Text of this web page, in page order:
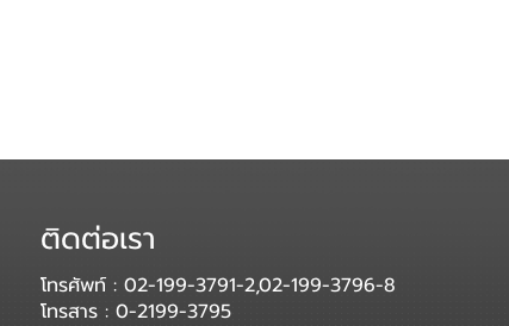
ติดต่อเรา
โทรศัพท์ : 02-199-3791-2,02-199-3796-8
โทรสาร : 0-2199-3795